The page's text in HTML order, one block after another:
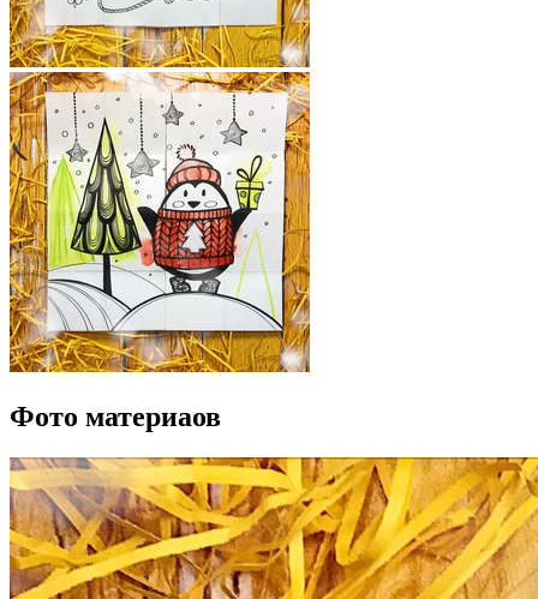
Фото материаов